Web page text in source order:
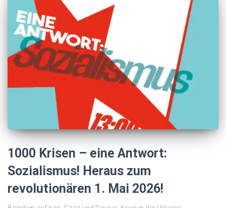
1000 Krisen – eine Antwort:
Sozialismus! Heraus zum
revolutionären 1. Mai 2026!